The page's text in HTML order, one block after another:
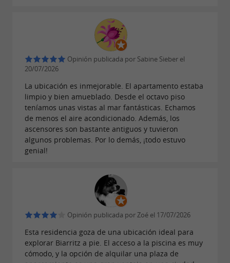
Le Grand Large Vacances Bleues, una
residencia hotelera de 3 estrellas enclavada en
Opinión publicada por Sabine Sieber el
20/07/2026
La ubicación es inmejorable. El apartamento estaba
limpio y bien amueblado. Desde el octavo piso
teníamos unas vistas al mar fantásticas. Echamos
de menos el aire acondicionado. Además, los
ascensores son bastante antiguos y tuvieron
algunos problemas. Por lo demás, ¡todo estuvo
genial!
Opinión publicada por Zoé el 17/07/2026
Esta residencia goza de una ubicación ideal para
explorar Biarritz a pie. El acceso a la piscina es muy
cómodo, y la opción de alquilar una plaza de